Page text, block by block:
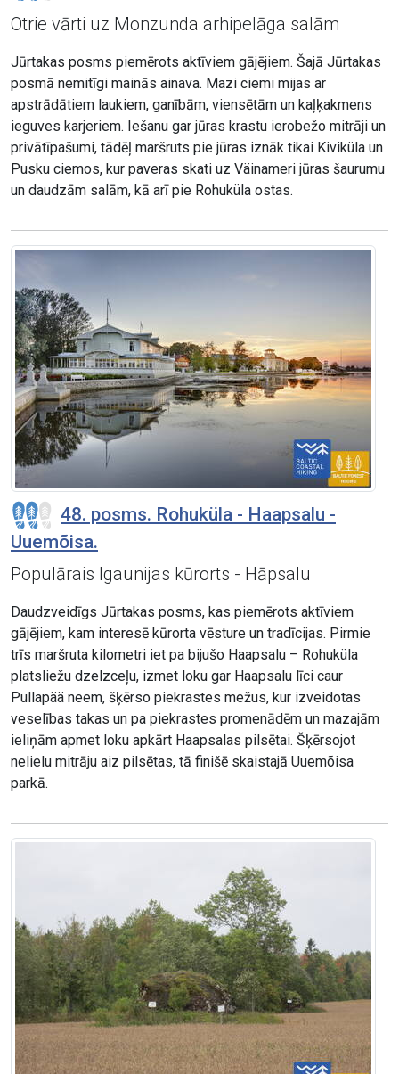
Otrie vārti uz Monzunda arhipelāga salām
Jūrtakas posms piemērots aktīviem gājējiem. Šajā Jūrtakas
posmā nemitīgi mainās ainava. Mazi ciemi mijas ar
apstrādātiem laukiem, ganībām, viensētām un kaļķakmens
ieguves karjeriem. Iešanu gar jūras krastu ierobežo mitrāji un
privātīpašumi, tādēļ maršruts pie jūras iznāk tikai Kiviküla un
Pusku ciemos, kur paveras skati uz Väinameri jūras šaurumu
un daudzām salām, kā arī pie Rohuküla ostas.
48. posms. Rohuküla - Haapsalu -
Uuemõisa.
Populārais Igaunijas kūrorts - Hāpsalu
Daudzveidīgs Jūrtakas posms, kas piemērots aktīviem
gājējiem, kam interesē kūrorta vēsture un tradīcijas. Pirmie
trīs maršruta kilometri iet pa bijušo Haapsalu – Rohuküla
platsliežu dzelzceļu, izmet loku gar Haapsalu līci caur
Pullapää neem, šķērso piekrastes mežus, kur izveidotas
veselības takas un pa piekrastes promenādēm un mazajām
ieliņām apmet loku apkārt Haapsalas pilsētai. Šķērsojot
nelielu mitrāju aiz pilsētas, tā finišē skaistajā Uuemõisa
parkā.